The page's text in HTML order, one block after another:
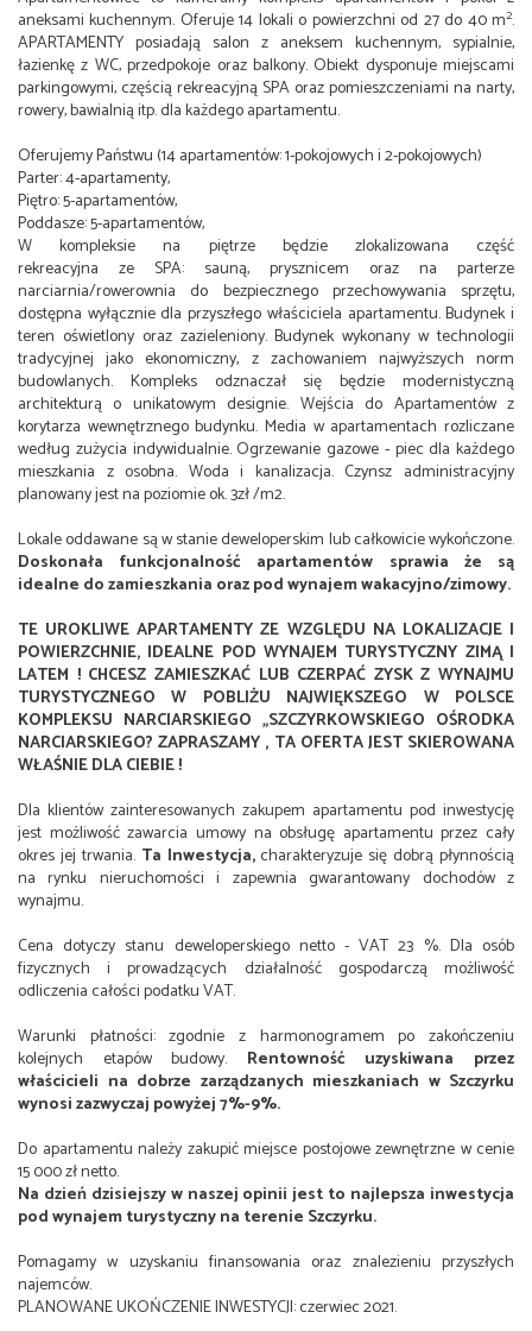
aneksami kuchennym. Oferuje 14 lokali o powierzchni od 27 do 40 m2.
APARTAMENTY posiadają salon z aneksem kuchennym, sypialnie,
łazienkę z WC, przedpokoje oraz balkony. Obiekt dysponuje miejscami
parkingowymi, częścią rekreacyjną SPA oraz pomieszczeniami na narty,
rowery, bawialnią itp. dla każdego apartamentu.
Oferujemy Państwu (14 apartamentów: 1-pokojowych i 2-pokojowych)
Parter: 4-apartamenty,
Piętro: 5-apartamentów,
Poddasze: 5-apartamentów,
W kompleksie na piętrze będzie zlokalizowana część
rekreacyjna ze SPA: sauną, prysznicem oraz na parterze
narciarnia/rowerownia do bezpiecznego przechowywania sprzętu,
dostępna wyłącznie dla przyszłego właściciela apartamentu. Budynek i
teren oświetlony oraz zazieleniony. Budynek wykonany w technologii
tradycyjnej jako ekonomiczny, z zachowaniem najwyższych norm
budowlanych. Kompleks odznaczał się będzie modernistyczną
architekturą o unikatowym designie. Wejścia do Apartamentów z
korytarza wewnętrznego budynku. Media w apartamentach rozliczane
według zużycia indywidualnie. Ogrzewanie gazowe - piec dla każdego
mieszkania z osobna. Woda i kanalizacja. Czynsz administracyjny
planowany jest na poziomie ok. 3zł /m2.
Lokale oddawane są w stanie deweloperskim lub całkowicie wykończone.
Doskonała funkcjonalność apartamentów sprawia że są
idealne do zamieszkania oraz pod wynajem wakacyjno/zimowy.
TE UROKLIWE APARTAMENTY ZE WZGLĘDU NA LOKALIZACJE I
POWIERZCHNIE, IDEALNE POD WYNAJEM TURYSTYCZNY ZIMĄ I
LATEM !CHCESZ ZAMIESZKAĆ LUB CZERPAĆ ZYSK Z WYNAJMU
TURYSTYCZNEGO W POBLIŻU NAJWIĘKSZEGO W POLSCE
KOMPLEKSU NARCIARSKIEGO „SZCZYRKOWSKIEGO OŚRODKA
NARCIARSKIEGO? ZAPRASZAMY , TA OFERTA JEST SKIEROWANA
WŁAŚNIE DLA CIEBIE !
Dla klientów zainteresowanych zakupem apartamentu pod inwestycję
jest możliwość zawarcia umowy na obsługę apartamentu przez cały
okres jej trwania. Ta Inwestycja,charakteryzuje się dobrą płynnością
na rynku nieruchomości i zapewnia gwarantowany dochodów z
wynajmu.
Cena dotyczy stanu deweloperskiego netto - VAT 23 %. Dla osób
fizycznych i prowadzących działalność gospodarczą możliwość
odliczenia całości podatku VAT.
Warunki płatności: zgodnie z harmonogramem po zakończeniu
kolejnych etapów budowy. Rentowność uzyskiwana przez
właścicieli na dobrze zarządzanych mieszkaniach w Szczyrku
wynosi zazwyczaj powyżej 7%-9%.
Do apartamentu należy zakupić miejsce postojowe zewnętrzne w cenie
15 000 zł netto.
Na dzień dzisiejszy w naszej opinii jest to najlepsza inwestycja
pod wynajem turystyczny na terenie Szczyrku.
Pomagamy w uzyskaniu finansowania oraz znalezieniu przyszłych
najemców.
PLANOWANE UKOŃCZENIE INWESTYCJI: czerwiec 2021.